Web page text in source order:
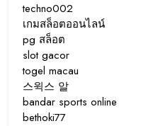
techno002
เกมสล็อตออนไลน์
pg สล็อต
slot gacor
togel macau
스윅스 알
bandar sports online
bethoki77